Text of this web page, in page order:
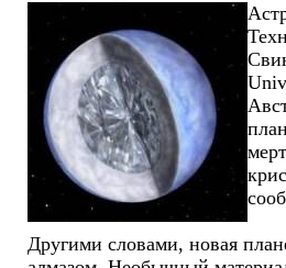
Другими словами, новая